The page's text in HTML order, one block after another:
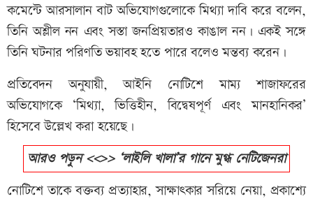
কমেন্টে আরসালান বাট অভিযোগগুলোকে মিথ্যা দাবি করে বলেন,
তিনি অশ্লীল নন এবং সস্তা জনপ্রিয়তারও কাঙাল নন। একই সঙ্গে
তিনি ঘটনার পরিণতি ভয়াবহ হতে পারে বলেও মন্তব্য করেন।
প্রতিবেদন অনুযায়ী, আইনি নোটিশে মাম্য শাজাফরের
অভিযোগকে ‘মিথ্যা, ভিত্তিহীন, বিদ্বেষপূর্ণ এবং মানহানিকর’
হিসেবে উল্লেখ করা হয়েছে।
আরও পড়ুন <<>> ‘লাইলি খালা’র গানে মুগ্ধ নেটিজেনরা
নোটিশে তাকে বক্তব্য প্রত্যাহার, সাক্ষাৎকার সরিয়ে নেয়া, প্রকাশ্যে